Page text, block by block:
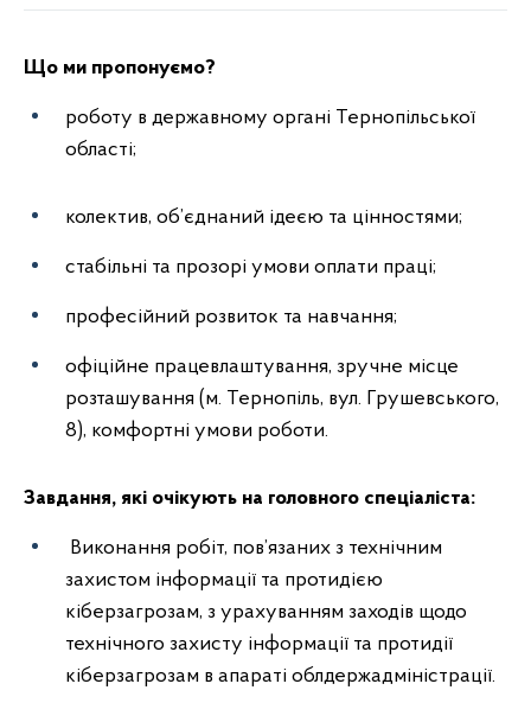
Що ми пропонуємо?
роботу в державному органі Тернопільської
області;
колектив, об’єднаний ідеєю та цінностями;
стабільні та прозорі умови оплати праці;
професійний розвиток та навчання;
офіційне працевлаштування, зручне місце
розташування (м. Тернопіль, вул. Грушевського,
8), комфортні умови роботи.
Завдання, які очікують на головного спеціаліста:
Виконання робіт, пов’язаних з технічним
захистом інформації та протидією
кіберзагрозам, з урахуванням заходів щодо
технічного захисту інформації та протидії
кіберзагрозам в апараті облдержадміністрації.